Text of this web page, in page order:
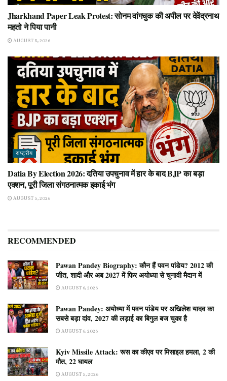
Jharkhand Paper Leak Protest: सोनम वांगचुक की अपील पर देवेंद्रनाथ
महतो ने पिया पानी
AUGUST 5, 2026
राष्ट्रीय
Datia By Election 2026: दतिया उपचुनाव में हार के बाद BJP का बड़ा
एक्शन, पूरी जिला संगठनात्मक इकाई भंग
AUGUST 5, 2026
RECOMMENDED
Pawan Pandey Biography: कौन हैं पवन पांडेय? 2012 की
जीत, शादी और अब 2027 में फिर अयोध्या से चुनावी मैदान में
AUGUST 6, 2026
Pawan Pandey: अयोध्या में पवन पांडेय पर अखिलेश यादव का
सबसे बड़ा दांव, 2027 की लड़ाई का बिगुल बज चुका है
AUGUST 6, 2026
Kyiv Missile Attack: रूस का कीएव पर मिसाइल हमला, 2 की
मौत, 22 घायल
AUGUST 5, 2026